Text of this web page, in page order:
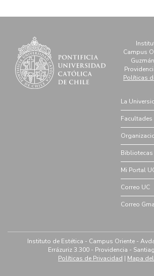
Campus
Políticas
La
Facultades
Bibliotecas
Mi Portal
Correo UC
Correo
Instituto de Estética - Campus Oriente -
Errázuriz 3.300 - Providencia -
Políticas de Privacidad | Mapa